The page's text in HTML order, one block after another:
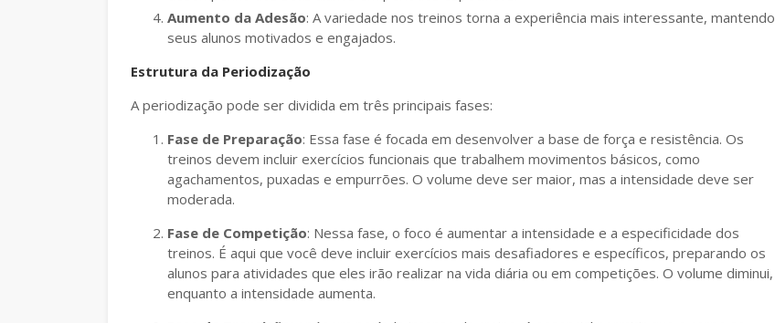
Aumento da Adesão: A variedade nos treinos torna a experiência mais interessante, mantendo
seus alunos motivados e engajados.
Estrutura da Periodização
A periodização pode ser dividida em três principais fases:
Fase de Preparação: Essa fase é focada em desenvolver a base de força e resistência. Os
treinos devem incluir exercícios funcionais que trabalhem movimentos básicos, como
agachamentos, puxadas e empurrões. O volume deve ser maior, mas a intensidade deve ser
moderada.
Fase de Competição: Nessa fase, o foco é aumentar a intensidade e a especificidade dos
treinos. É aqui que você deve incluir exercícios mais desafiadores e específicos, preparando os
alunos para atividades que eles irão realizar na vida diária ou em competições. O volume diminui,
enquanto a intensidade aumenta.